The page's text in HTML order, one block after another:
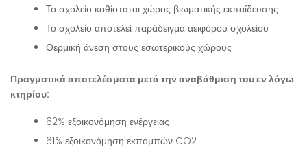
Το σχολείο καθίσταται χώρος βιωματικής εκπαίδευσης
Το σχολείο αποτελεί παράδειγμα αειφόρου σχολείου
Θερμική άνεση στους εσωτερικούς χώρους
Πραγματικά αποτελέσματα μετά την αναβάθμιση του εν λόγω
κτηρίου:
62% εξοικονόμηση ενέργειας
61% εξοικονόμηση εκπομπών CO2